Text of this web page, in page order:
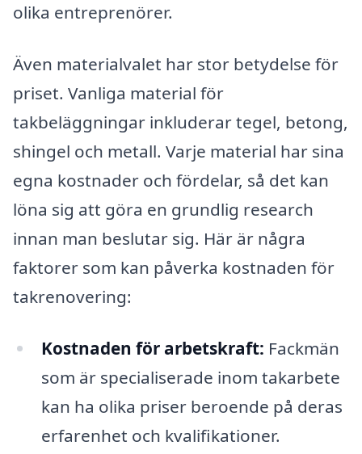
olika entreprenörer.
Även materialvalet har stor betydelse för
priset. Vanliga material för
takbeläggningar inkluderar tegel, betong,
shingel och metall. Varje material har sina
egna kostnader och fördelar, så det kan
löna sig att göra en grundlig research
innan man beslutar sig. Här är några
faktorer som kan påverka kostnaden för
takrenovering:
Kostnaden för arbetskraft: Fackmän
som är specialiserade inom takarbete
kan ha olika priser beroende på deras
erfarenhet och kvalifikationer.